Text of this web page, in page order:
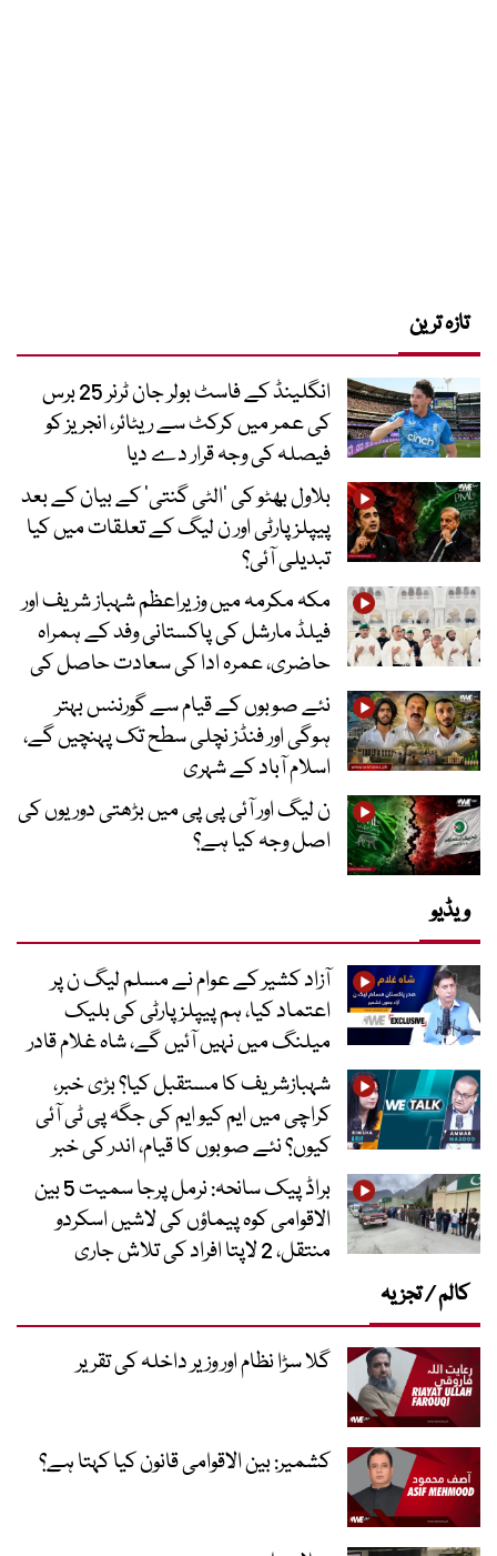
تازہ ترین
انگلینڈ کے فاسٹ بولر جان ٹرنر 25 برس
کی عمر میں کرکٹ سے ریٹائر، انجریز کو
فیصلہ کی وجہ قرار دے دیا
بلاول بھٹو کی ’الٹی گنتی‘ کے بیان کے بعد
پیپلز پارٹی اور ن لیگ کے تعلقات میں کیا
تبدیلی آئی؟
مکہ مکرمہ میں وزیراعظم شہباز شریف اور
فیلڈ مارشل کی پاکستانی وفد کے ہمراہ
حاضری، عمرہ ادا کی سعادت حاصل کی
نئے صوبوں کے قیام سے گورننس بہتر
ہوگی اور فنڈز نچلی سطح تک پہنچیں گے،
اسلام آباد کے شہری
ن لیگ اور آئی پی پی میں بڑھتی دوریوں کی
اصل وجہ کیا ہے؟
ویڈیو
آزاد کشیر کے عوام نے مسلم لیگ ن پر
اعتماد کیا، ہم پیپلز پارٹی کی بلیک
میلنگ میں نہیں آئیں گے، شاہ غلام قادر
شہبازشریف کا مستقبل کیا؟ بڑی خبر،
کراچی میں ایم کیو ایم کی جگہ پی ٹی آئی
کیوں؟ نئے صوبوں کا قیام، اندر کی خبر
براڈ پیک سانحہ: نرمل پرجا سمیت 5 بین
الاقوامی کوہ پیماؤں کی لاشیں اسکردو
منتقل، 2 لاپتا افراد کی تلاش جاری
کالم / تجزیہ
گلا سڑا نظام اور وزیر داخلہ کی تقریر
کشمیر: بین الاقوامی قانون کیا کہتا ہے؟